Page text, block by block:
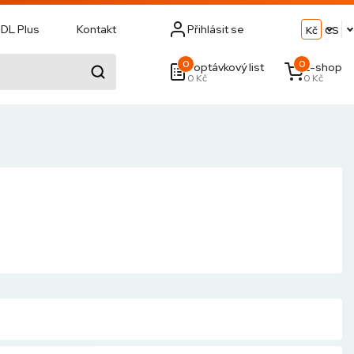
Plus Kontakt Přihlásit se Kč CS
0Poptávkový list
0 Kč
0E-shop
0 Kč